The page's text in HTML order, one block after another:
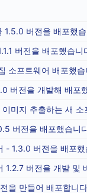
1.5.0 버전을 배포했
버전을 배포했습니
소프트웨어 배포했습
버전을 개발해 배포
버전을 배포했습니
- 1.3.0 버전을 배포했
1.2.7 버전을 개발 및
을 만들어 배포합니